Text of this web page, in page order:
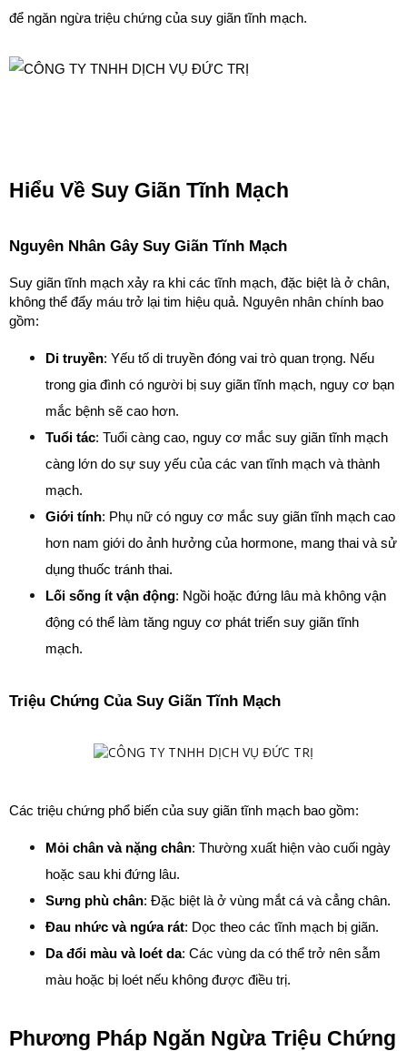
để ngăn ngừa triệu chứng của suy giãn tĩnh mạch.
Hiểu Về Suy Giãn Tĩnh Mạch
Nguyên Nhân Gây Suy Giãn Tĩnh Mạch
Suy giãn tĩnh mạch xảy ra khi các tĩnh mạch, đặc biệt là ở chân,
không thể đẩy máu trở lại tim hiệu quả. Nguyên nhân chính bao
gồm:
Di truyền: Yếu tố di truyền đóng vai trò quan trọng. Nếu
trong gia đình có người bị suy giãn tĩnh mạch, nguy cơ bạn
mắc bệnh sẽ cao hơn.
Tuổi tác: Tuổi càng cao, nguy cơ mắc suy giãn tĩnh mạch
càng lớn do sự suy yếu của các van tĩnh mạch và thành
mạch.
Giới tính: Phụ nữ có nguy cơ mắc suy giãn tĩnh mạch cao
hơn nam giới do ảnh hưởng của hormone, mang thai và sử
dụng thuốc tránh thai.
Lối sống ít vận động: Ngồi hoặc đứng lâu mà không vận
động có thể làm tăng nguy cơ phát triển suy giãn tĩnh
mạch.
Triệu Chứng Của Suy Giãn Tĩnh Mạch
Các triệu chứng phổ biến của suy giãn tĩnh mạch bao gồm:
Mỏi chân và nặng chân: Thường xuất hiện vào cuối ngày
hoặc sau khi đứng lâu.
Sưng phù chân: Đặc biệt là ở vùng mắt cá và cẳng chân.
Đau nhức và ngứa rát: Dọc theo các tĩnh mạch bị giãn.
Da đổi màu và loét da: Các vùng da có thể trở nên sẫm
màu hoặc bị loét nếu không được điều trị.
Phương Pháp Ngăn Ngừa Triệu Chứng